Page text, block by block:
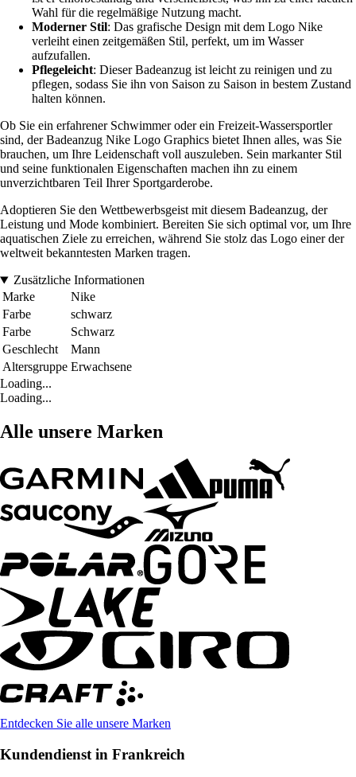
Wahl für die regelmäßige Nutzung macht.
Moderner Stil: Das grafische Design mit dem Logo Nike
verleiht einen zeitgemäßen Stil, perfekt, um im Wasser
aufzufallen.
Pflegeleicht: Dieser Badeanzug ist leicht zu reinigen und zu
pflegen, sodass Sie ihn von Saison zu Saison in bestem Zustand
halten können.
Ob Sie ein erfahrener Schwimmer oder ein Freizeit-Wassersportler
sind, der Badeanzug Nike Logo Graphics bietet Ihnen alles, was Sie
brauchen, um Ihre Leidenschaft voll auszuleben. Sein markanter Stil
und seine funktionalen Eigenschaften machen ihn zu einem
unverzichtbaren Teil Ihrer Sportgarderobe.
Adoptieren Sie den Wettbewerbsgeist mit diesem Badeanzug, der
Leistung und Mode kombiniert. Bereiten Sie sich optimal vor, um Ihre
aquatischen Ziele zu erreichen, während Sie stolz das Logo einer der
weltweit bekanntesten Marken tragen.
Zusätzliche Informationen
Marke
Nike
Farbe
schwarz
Farbe
Schwarz
Geschlecht
Mann
Altersgruppe Erwachsene
Loading...
Loading...
Alle unsere Marken
Entdecken Sie alle unsere Marken
Kundendienst in Frankreich